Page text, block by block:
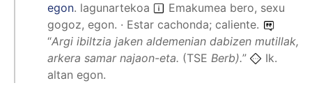
egon. lagunartekoa
Emakumea bero, sexu
gogoz, egon. · Estar cachonda; caliente.
“Argi ibiltzia jaken aldemenian dabizen mutillak,
arkera samar najaon-eta. (TSE Berb).”
Ik.
altan egon.